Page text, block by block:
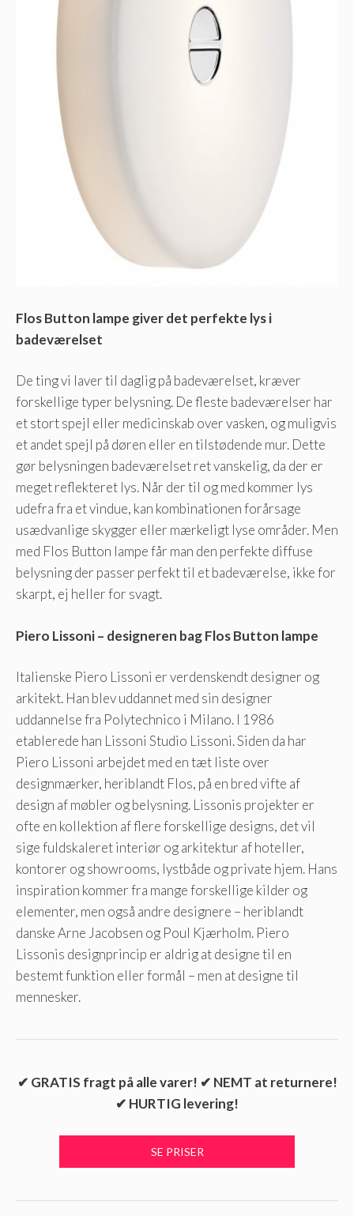
Flos Button lampe giver det perfekte lys i
badeværelset
De ting vi laver til daglig på badeværelset, kræver
forskellige typer belysning. De fleste badeværelser har
et stort spejl eller medicinskab over vasken, og muligvis
et andet spejl på døren eller en tilstødende mur. Dette
gør belysningen badeværelset ret vanskelig, da der er
meget reflekteret lys. Når der til og med kommer lys
udefra fra et vindue, kan kombinationen forårsage
usædvanlige skygger eller mærkeligt lyse områder. Men
med Flos Button lampe får man den perfekte diffuse
belysning der passer perfekt til et badeværelse, ikke for
skarpt, ej heller for svagt.
Piero Lissoni – designeren bag Flos Button lampe
Italienske Piero Lissoni er verdenskendt designer og
arkitekt. Han blev uddannet med sin designer
uddannelse fra Polytechnico i Milano. I 1986
etablerede han Lissoni Studio Lissoni. Siden da har
Piero Lissoni arbejdet med en tæt liste over
designmærker, heriblandt Flos, på en bred vifte af
design af møbler og belysning. Lissonis projekter er
ofte en kollektion af flere forskellige designs, det vil
sige fuldskaleret interiør og arkitektur af hoteller,
kontorer og showrooms, lystbåde og private hjem. Hans
inspiration kommer fra mange forskellige kilder og
elementer, men også andre designere – heriblandt
danske Arne Jacobsen og Poul Kjærholm. Piero
Lissonis designprincip er aldrig at designe til en
bestemt funktion eller formål – men at designe til
mennesker.
✔ GRATIS fragt på alle varer! ✔ NEMT at returnere!
✔ HURTIG levering!